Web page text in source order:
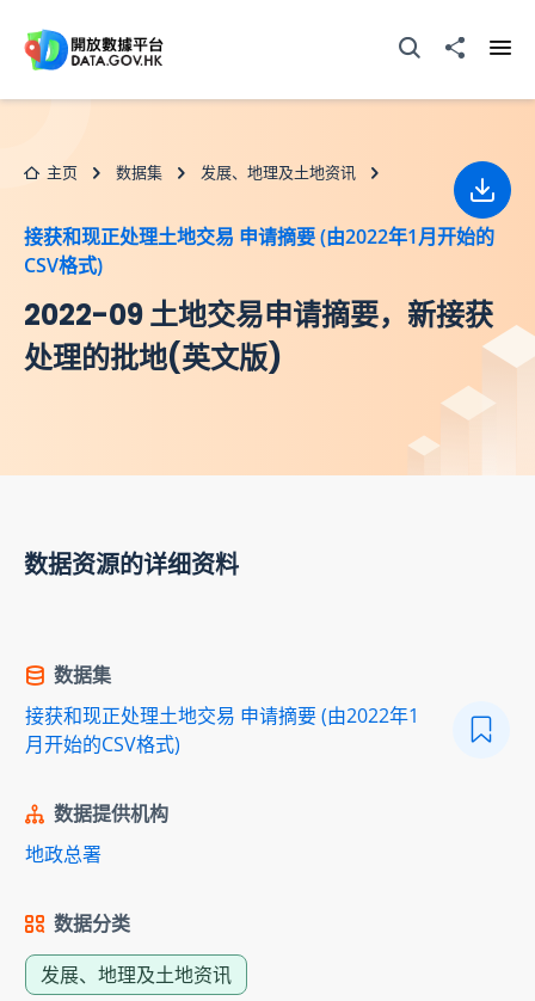
打开搜寻器分享至
主页 数据集 发展、地理及土地资讯
接获和现正处理土地交易 申请摘要 (由2022年1月开始的
CSV格式)
2022-09 土地交易申请摘要，新接获
处理的批地(英文版)
下载
数据资源的详细资料
数据集
接获和现正处理土地交易 申请摘要 (由2022年1
月开始的CSV格式)
数据提供机构
地政总署
数据分类
发展、地理及土地资讯